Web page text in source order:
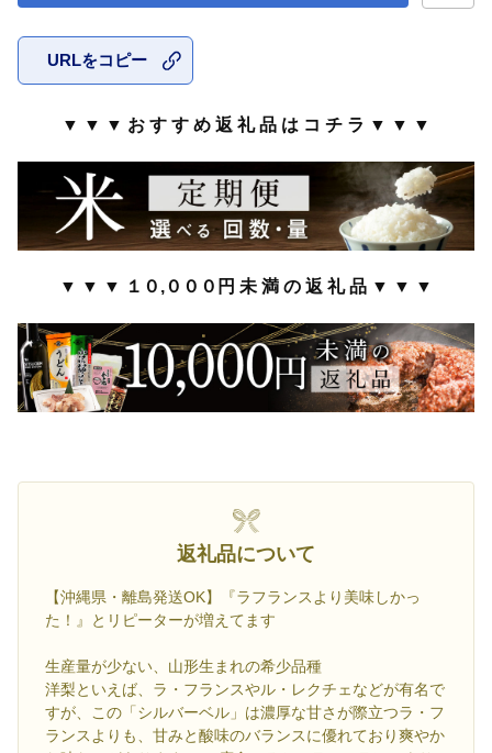
URLをコピー
▼ ▼ ▼ お す す め 返 礼 品 は コ チ ラ ▼ ▼ ▼
▼ ▼ ▼ １０,０００円 未 満 の 返 礼 品 ▼ ▼ ▼
返礼品について
【沖縄県・離島発送OK】『ラフランスより美味しかっ
た！』とリピーターが増えてます
生産量が少ない、山形生まれの希少品種
洋梨といえば、ラ・フランスやル・レクチェなどが有名で
すが、この「シルバーベル」は濃厚な甘さが際立つラ・フ
ランスよりも、甘みと酸味のバランスに優れており爽やか